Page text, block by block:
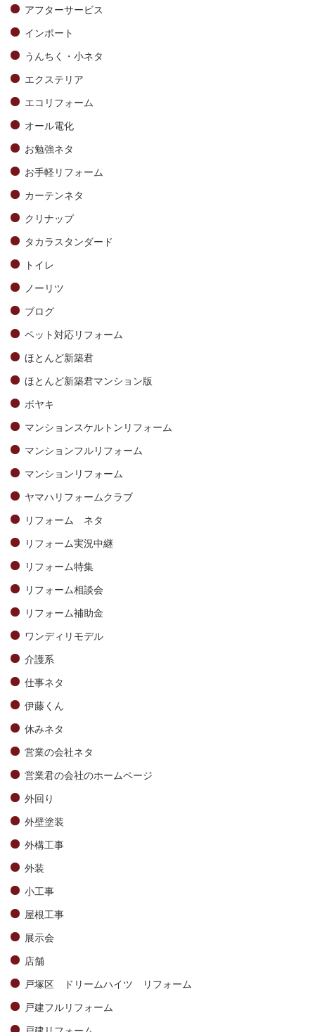
アフターサービス
インポート
うんちく・小ネタ
エクステリア
エコリフォーム
オール電化
お勉強ネタ
お手軽リフォーム
カーテンネタ
クリナップ
タカラスタンダード
トイレ
ノーリツ
ブログ
ペット対応リフォーム
ほとんど新築君
ほとんど新築君マンション版
ボヤキ
マンションスケルトンリフォーム
マンションフルリフォーム
マンションリフォーム
ヤマハリフォームクラブ
リフォーム ネタ
リフォーム実況中継
リフォーム特集
リフォーム相談会
リフォーム補助金
ワンディリモデル
介護系
仕事ネタ
伊藤くん
休みネタ
営業の会社ネタ
営業君の会社のホームページ
外回り
外壁塗装
外構工事
外装
小工事
屋根工事
展示会
店舗
戸塚区 ドリームハイツ リフォーム
戸建フルリフォーム